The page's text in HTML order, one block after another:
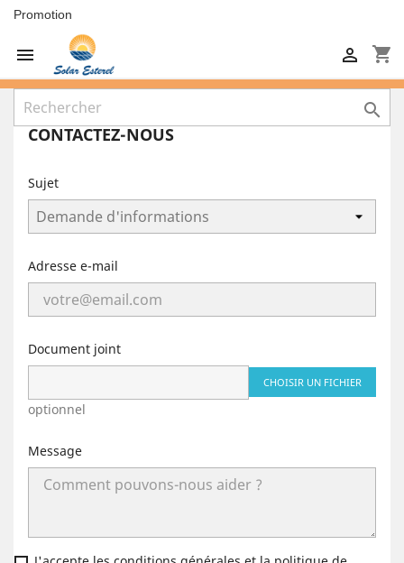
Promotion
 shopping_cart


CONTACTEZ-NOUS
Sujet
Adresse e-mail
Document joint
CHOISIR UN FICHIER
optionnel
Message